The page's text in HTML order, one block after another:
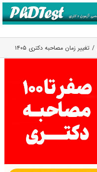
تغییر زمان مصاحبه دکتری ۱۴۰۵